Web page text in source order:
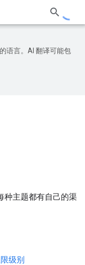
语言。AI 翻译可能包
种主题都有自己的渠
级别